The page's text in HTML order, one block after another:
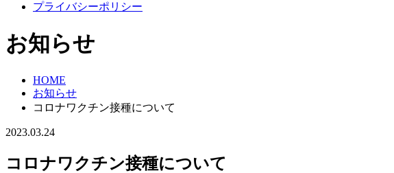
プライバシーポリシー
お知らせ
HOME
お知らせ
コロナワクチン接種について
2023.03.24
コロナワクチン接種について